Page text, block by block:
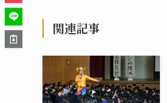
関連記事